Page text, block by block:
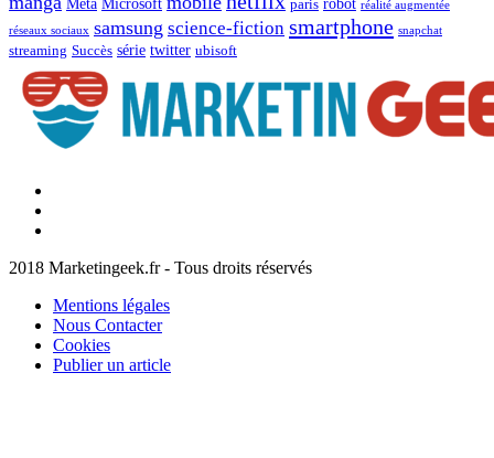
paris réalité augmentée
réseaux sociaux samsung science-fiction smartphone snapchat
streaming Succès série twitter ubisoft
2018 Marketingeek.fr - Tous droits réservés
Mentions légales
Nous Contacter
Cookies
Publier un article